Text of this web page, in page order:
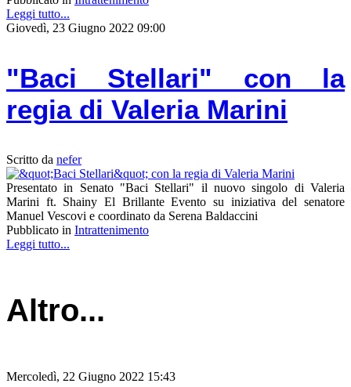
Leggi tutto...
Giovedì, 23 Giugno 2022 09:00
"Baci Stellari" con la
regia di Valeria Marini
Scritto da nefer
Presentato in Senato "Baci Stellari" il nuovo singolo di Valeria
Marini ft. Shainy El Brillante Evento su iniziativa del senatore
Manuel Vescovi e coordinato da Serena Baldaccini
Pubblicato in Intrattenimento
Leggi tutto...
Altro...
Mercoledì, 22 Giugno 2022 15:43